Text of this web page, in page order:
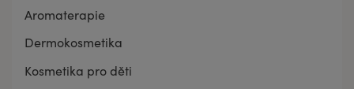
Aromaterapie
Dermokosmetika
Kosmetika pro děti